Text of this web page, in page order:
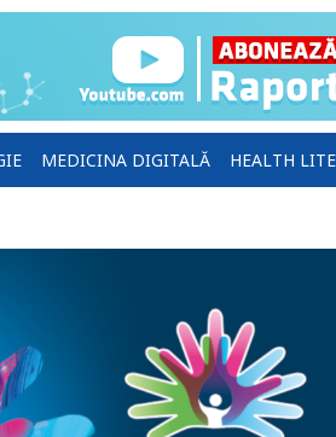
MEDICINA DIGITALĂ HEALTH